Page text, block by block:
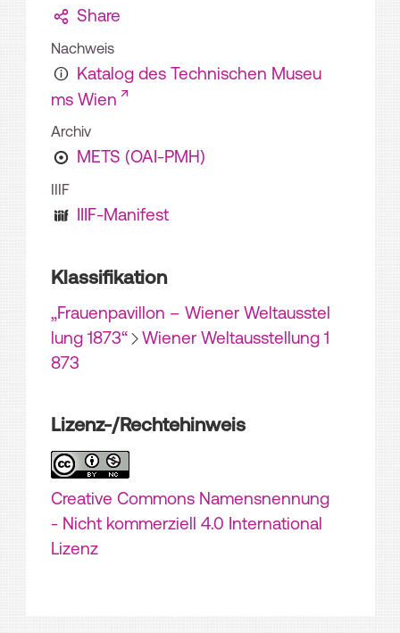
Share
Nachweis
Katalog des Technischen Museu
ms Wien
Archiv
METS (OAI-PMH)
IIIF
IIIF-Manifest
Klassifikation
„Frauenpavillon – Wiener Weltausstel
lung 1873“
Wiener Weltausstellung 1
873
Lizenz-/Rechtehinweis
Creative Commons Namensnennung
- Nicht kommerziell 4.0 International
Lizenz